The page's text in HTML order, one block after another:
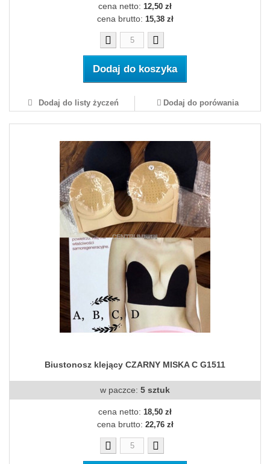
cena netto: 12,50 zł
cena brutto: 15,38 zł
Dodaj do koszyka
Dodaj do listy życzeń Dodaj do porówania
Biustonosz klejący CZARNY MISKA C G1511
w paczce: 5 sztuk
cena netto: 18,50 zł
cena brutto: 22,76 zł